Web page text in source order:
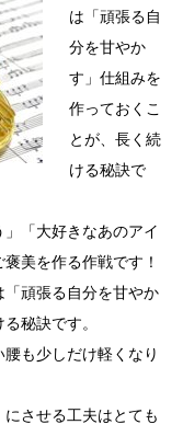
は「頑張る自
分を甘やか
す」仕組みを
作っておくこ
とが、長く続
ける秘訣で
」「大好きなあのアイ
美を作る作戦です！
「頑張る自分を甘やか
秘訣です。
も少しだけ軽くなり
させる工夫はとても